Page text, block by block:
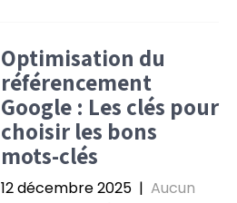
Optimisation du
référencement
Google : Les clés pour
choisir les bons
mots-clés
12 décembre 2025 | Aucun